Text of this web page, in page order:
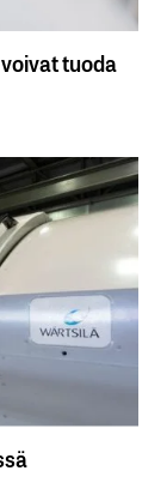
tuoda